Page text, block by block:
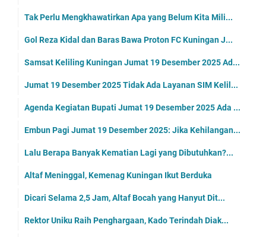
Tak Perlu Mengkhawatirkan Apa yang Belum Kita Mili...
Gol Reza Kidal dan Baras Bawa Proton FC Kuningan J...
Samsat Keliling Kuningan Jumat 19 Desember 2025 Ad...
Jumat 19 Desember 2025 Tidak Ada Layanan SIM Kelil...
Agenda Kegiatan Bupati Jumat 19 Desember 2025 Ada ...
Embun Pagi Jumat 19 Desember 2025: Jika Kehilangan...
Lalu Berapa Banyak Kematian Lagi yang Dibutuhkan?...
Altaf Meninggal, Kemenag Kuningan Ikut Berduka
Dicari Selama 2,5 Jam, Altaf Bocah yang Hanyut Dit...
Rektor Uniku Raih Penghargaan, Kado Terindah Diak...